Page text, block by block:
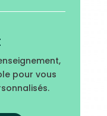
pour vous